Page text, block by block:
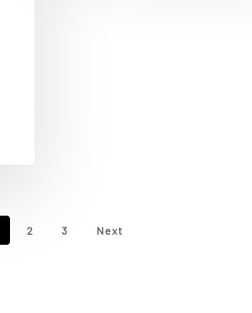
2 3 Next